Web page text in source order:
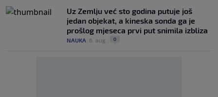
Uz Zemlju već sto godina putuje još
jedan objekat, a kineska sonda ga je
prošlog mjeseca prvi put snimila izbliza
NAUKA 6. aug. 0